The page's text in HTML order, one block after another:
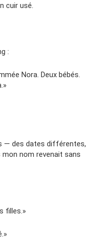
cuir usé.
:
Nora. Deux bébés.
— des dates différentes,
nom revenait sans
filles.»